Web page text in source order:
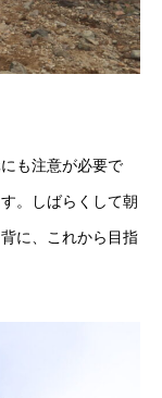
も注意が必要で
。しばらくして朝
に、これから目指